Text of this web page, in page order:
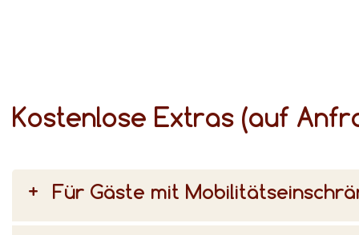
Kostenlose Extras (auf
Für Gäste mit